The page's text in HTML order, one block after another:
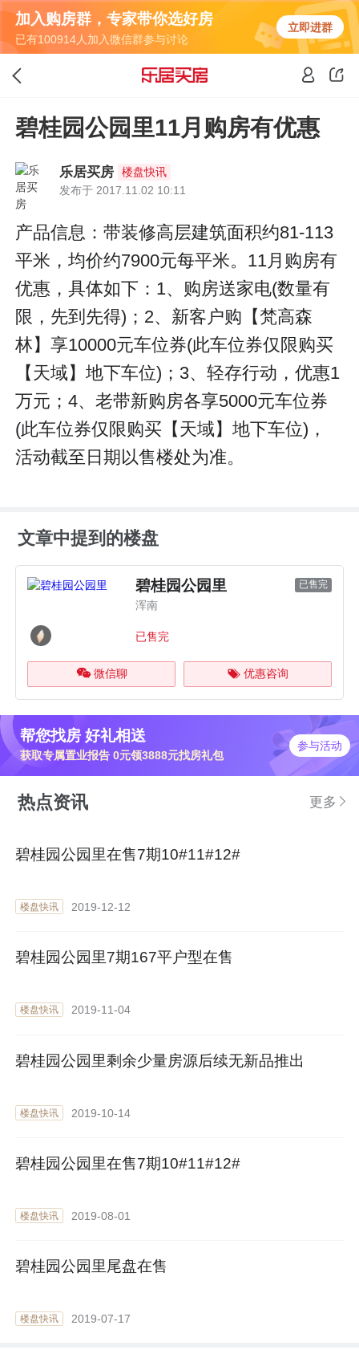
加入购房群，专家带你选好房
已有100914人加入微信群参与讨论
立即进群
碧桂园公园里11月购房有优惠
乐居买房
楼盘快讯
发布于 2017.11.02 10:11
产品信息：带装修高层建筑面积约81-113
平米，均价约7900元每平米。11月购房有
优惠，具体如下：1、购房送家电(数量有
限，先到先得)；2、新客户购【梵高森
林】享10000元车位券(此车位券仅限购买
【天域】地下车位)；3、轻存行动，优惠1
万元；4、老带新购房各享5000元车位券
(此车位券仅限购买【天域】地下车位)，
活动截至日期以售楼处为准。
文章中提到的楼盘
碧桂园公园里 已售完
浑南
已售完
微信聊 优惠咨询
帮您找房 好礼相送
获取专属置业报告 0元领3888元找房礼包
参与活动
热点资讯 更多
碧桂园公园里在售7期10#11#12#
楼盘快讯 2019-12-12
碧桂园公园里7期167平户型在售
楼盘快讯 2019-11-04
碧桂园公园里剩余少量房源后续无新品推出
楼盘快讯 2019-10-14
碧桂园公园里在售7期10#11#12#
楼盘快讯 2019-08-01
碧桂园公园里尾盘在售
楼盘快讯 2019-07-17